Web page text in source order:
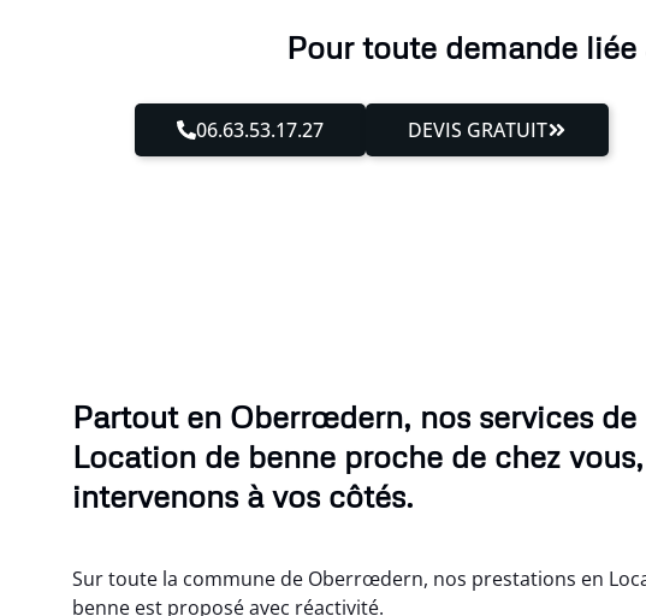
Pour toute demande
06.63.53.17.27 DEVIS GRATUIT
Partout en Oberrœdern, nos services de
Location de benne proche de chez
intervenons à vos côtés.
Sur toute la commune de Oberrœdern, nos prestations en
benne est proposé avec réactivité.